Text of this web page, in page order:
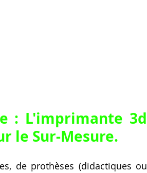
: L'imprimante 3d
le Sur-Mesure.
de prothèses (didactiques ou